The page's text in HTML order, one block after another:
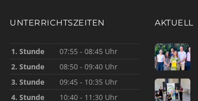
UNTERRICHTSZEITEN
1. Stunde
07:55 - 08:45 Uhr
2. Stunde
08:50 - 09:40 Uhr
3. Stunde
09:45 - 10:35 Uhr
4. Stunde
10:40 - 11:30 Uhr
AKTUELL